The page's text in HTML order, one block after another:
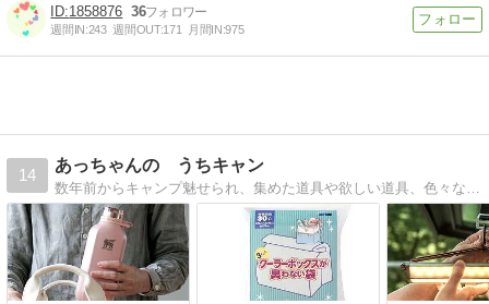
1858876 36
週間IN:243 週間OUT:171 月間IN:975
14
あっちゃんの うちキャン
数年前からキャンプ魅せられ、集めた道具や欲しい道具、色々なキャンプ道具を比較してみたりして妄想を膨らませ、あれこれ勝手に書いてるブログです